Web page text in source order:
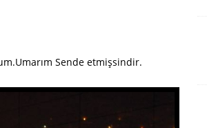
Sende etmişsindir.